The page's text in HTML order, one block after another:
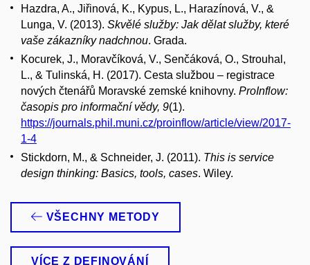
Hazdra, A., Jiřinová, K., Kypus, L., Harazínová, V., &
Lunga, V. (2013). Skvělé služby: Jak dělat služby, které
vaše zákazníky nadchnou. Grada.
Kocurek, J., Moravčíková, V., Senčáková, O., Strouhal,
L., & Tulinská, H. (2017). Cesta službou – registrace
nových čtenářů Moravské zemské knihovny. ProInflow:
časopis pro informační vědy, 9(1).
https://journals.phil.muni.cz/proinflow/article/view/2017-
1-4
Stickdorn, M., & Schneider, J. (2011). This is service
design thinking: Basics, tools, cases. Wiley.
VŠECHNY METODY
VÍCE Z DEFINOVÁNÍ